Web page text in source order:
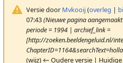
Versie door Mvkooij(overleg |
07:43(Nieuwe pagina
periode = 1994 | archief_link =
[http://zoeken.beeldengeluid.nl/
(wijz) ← Oudere versie |